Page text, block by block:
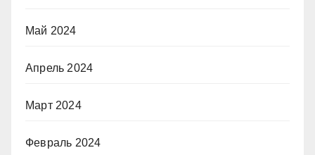
Май 2024
Апрель 2024
Март 2024
Февраль 2024